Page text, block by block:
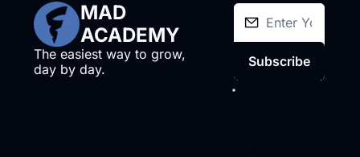
MAD
ACADEMY
The easiest way to grow,
day by day.
Subscribe